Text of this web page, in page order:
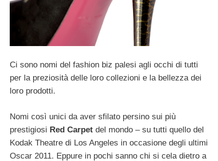
Ci sono nomi del fashion biz palesi agli occhi di tutti
per la preziosità delle loro collezioni e la bellezza dei
loro prodotti.
Nomi così unici da aver sfilato persino sui più
prestigiosi Red Carpet del mondo – su tutti quello del
Kodak Theatre di Los Angeles in occasione degli ultimi
Oscar 2011. Eppure in pochi sanno chi si cela dietro a